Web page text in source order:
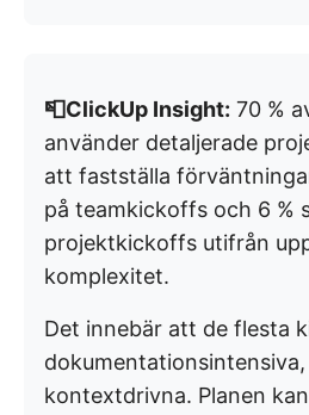
📮ClickUp Insight: 70 %
använder detaljerade
att fastställa
på teamkickoffs och 6 %
projektkickoffs utifrån
komplexitet.
Det innebär att de flesta
kontextdrivna. Planen